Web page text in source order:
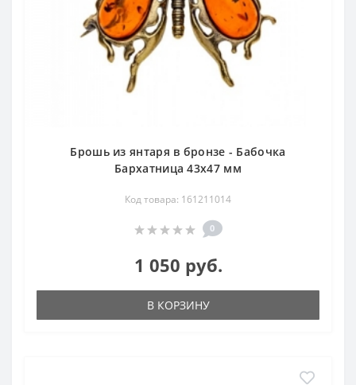
Брошь из янтаря в бронзе - Бабочка
Бархатница 43х47 мм
Код товара: 161211014
0
1 050 руб.
В КОРЗИНУ